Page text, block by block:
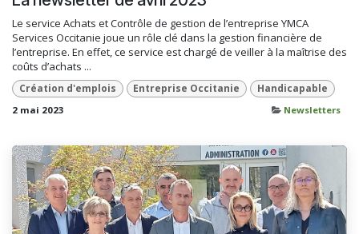
Le service Achats et Contrôle de gestion de l’entreprise YMCA
Services Occitanie joue un rôle clé dans la gestion financière de
l’entreprise. En effet, ce service est chargé de veiller à la maîtrise des
coûts d’achats ...
Création d'emplois Entreprise Occitanie Handicapable
2 mai 2023 Newsletters